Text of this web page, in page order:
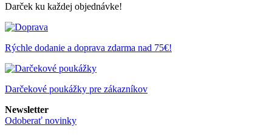
Darček ku každej objednávke!
Rýchle dodanie a doprava zdarma nad 75€!
Darčekové poukážky pre zákazníkov
Newsletter
Odoberať novinky